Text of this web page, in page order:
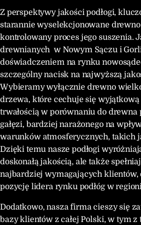
Z perspektywy jakości podłogi,
starannie wyselekcjonowane
kontrolowany proces jego suszenia.
drewnianych w Nowym Sączu i
doświadczeniem na rynku
szczególny nacisk na najwyższą
Wybieramy wyłącznie drewno
drzewa, które cechuje się
trwałością w porównaniu do drewna
gałęzi, bardziej narażonego na
warunków atmosferycznych, takich
Dzięki temu nasze podłogi
doskonałą jakością, ale także
najbardziej wymagających klientów,
pozycję lidera rynku podłóg w
Dodatkowo, nasza firma cieszy się
bazy klientów z całej Polski, w tym